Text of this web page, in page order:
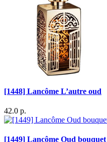
[1448] Lancôme L’autre oud
42.0 р.
[1449] Lancôme Oud bouquet